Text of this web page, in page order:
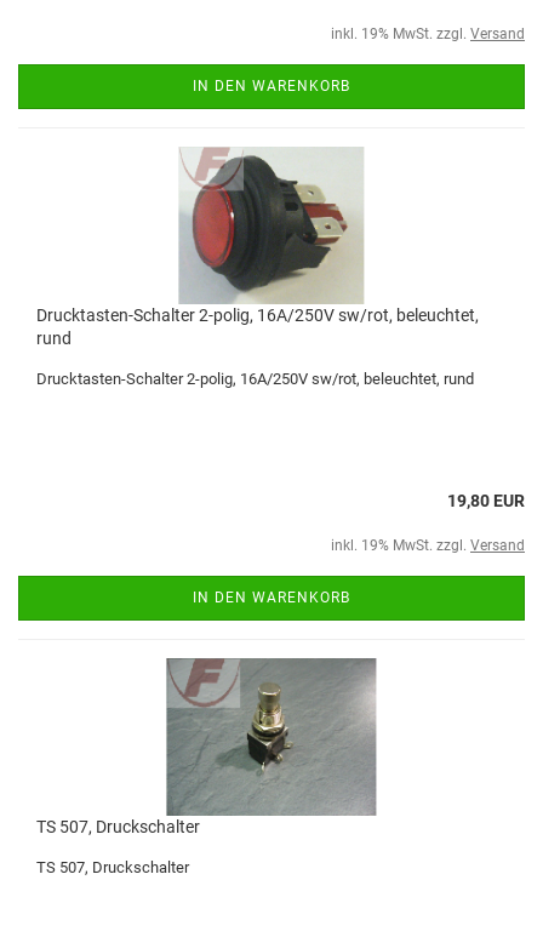
inkl. 19% MwSt. zzgl. Versand
IN DEN WARENKORB
Drucktasten-Schalter 2-polig, 16A/250V sw/rot, beleuchtet,
rund
Drucktasten-Schalter 2-polig, 16A/250V sw/rot, beleuchtet, rund
19,80 EUR
inkl. 19% MwSt. zzgl. Versand
IN DEN WARENKORB
TS 507, Druckschalter
TS 507, Druckschalter